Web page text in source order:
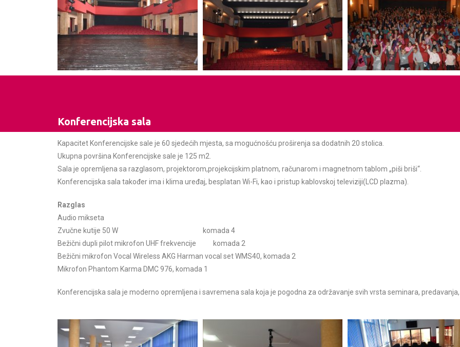
Konferencijska sala
Kapacitet Konferencijske sale je 60 sjedećih mjesta, sa mogućnošću proširenja sa dodatnih 20 stolica.
Ukupna površina Konferencijske sale je 125 m2.
Sala je opremljena sa razglasom, projektorom,projekcijskim platnom, računarom i magnetnom tablom „piši briši“.
Konferencijska sala također ima i klima uređaj, besplatan Wi-Fi, kao i pristup kablovskoj televiziji(LCD plazma).
Razglas
Audio mikseta
Zvučne kutije 50 W komada 4
Bežični dupli pilot mikrofon UHF frekvencije komada 2
Bežični mikrofon Vocal Wireless AKG Harman vocal set WMS40, komada 2
Mikrofon Phantom Karma DMC 976, komada 1
Konferencijska sala je moderno opremljena i savremena sala koja je pogodna za održavanje svih vrsta seminara, predavanja,